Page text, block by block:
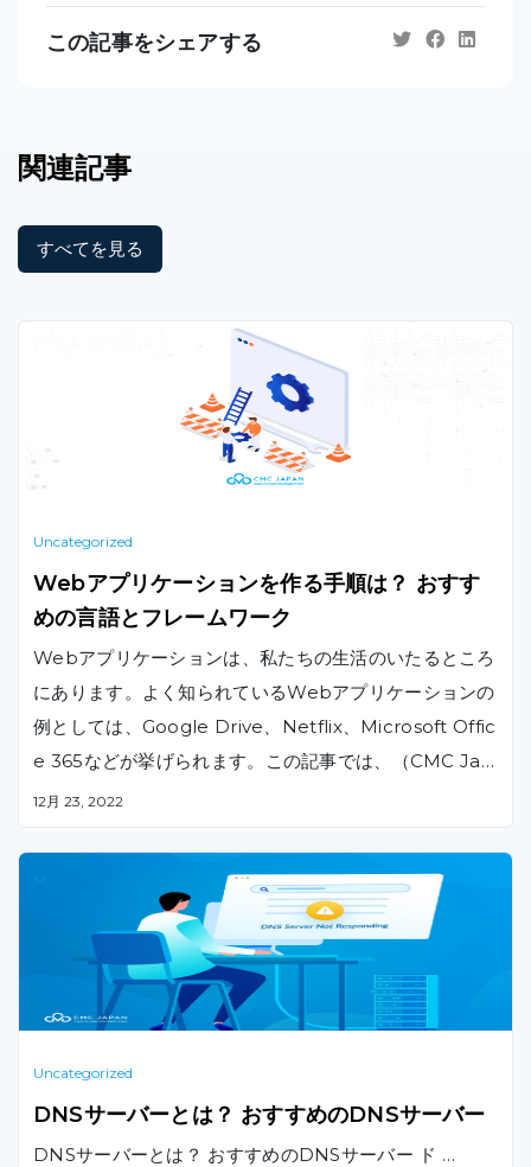
この記事をシェアする
関連記事
すべてを見る
Uncategorized
Webアプリケーションを作る手順は？ おすす
めの言語とフレームワーク
Webアプリケーションは、私たちの生活のいたるところ
にあります。よく知られているWebアプリケーションの
例としては、Google Drive、Netflix、Microsoft Offic
e 365などが挙げられます。この記事では、（CMC Jap
anが）プロジェクトを定義する段階からローンチする段
12月 23, 2022
Uncategorized
DNSサーバーとは？ おすすめのDNSサーバー
DNSサーバーとは？ おすすめのDNSサーバー ド …